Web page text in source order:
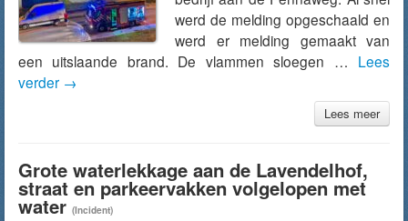
werd de melding opgeschaald en
werd er melding gemaakt van
een uitslaande brand. De vlammen sloegen … Lees
verder →
Lees meer
Grote waterlekkage aan de Lavendelhof,
straat en parkeervakken volgelopen met
water (Incident)